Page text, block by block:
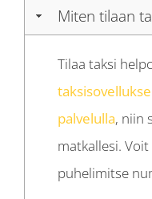
Miten tilaan
Tilaa taksi
palvelulla, niin
matkallesi.
puhelimitse